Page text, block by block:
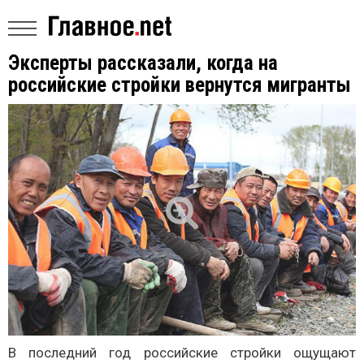
Эксперты рассказали, когда на
российские стройки вернутся мигранты
В последний год российские стройки ощущают